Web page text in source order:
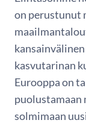
on perustunut
kasvutarinan
Eurooppa on
puolustamaan
solmimaan